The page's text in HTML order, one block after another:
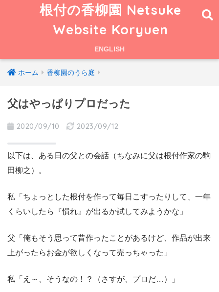
根付の香柳園 Netsuke
Website Koryuen
ENGLISH
ホーム 香柳園のうら庭
父はやっぱりプロだった
2020/09/10 2023/09/12
以下は、ある日の父との会話（ちなみに父は根付作家の駒
田柳之）。
私「ちょっとした根付を作って毎日こすったりして、一年
くらいしたら『慣れ』が出るか試してみようかな」
父「俺もそう思って昔作ったことがあるけど、作品が出来
上がったらお金が欲しくなって売っちゃった」
私「え～、そうなの！？（さすが、プロだ…）」